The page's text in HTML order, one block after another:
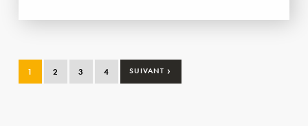
1 2 3 4 SUIVANT ›